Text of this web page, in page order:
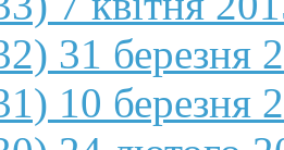
31 березня
10 березня